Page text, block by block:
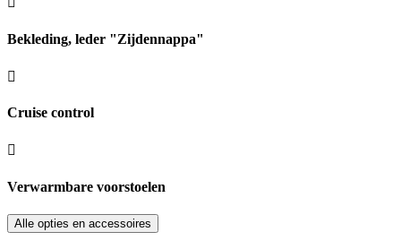
Bekleding, leder "Zijdennappa"
Cruise control
Verwarmbare voorstoelen
Alle opties en accessoires